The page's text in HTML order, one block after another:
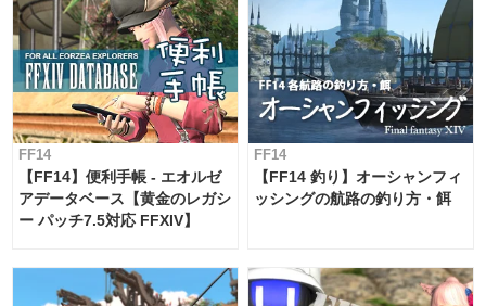
FF14
【FF14】便利手帳 - エオルゼ
アデータベース【黄金のレガシ
ー パッチ7.5対応 FFXIV】
FF14
【FF14 釣り】オーシャンフィ
ッシングの航路の釣り方・餌